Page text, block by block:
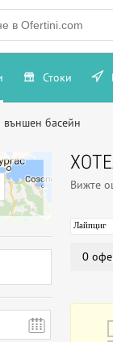
Стоки
външен басейн
Вижте
Лайпциг
0